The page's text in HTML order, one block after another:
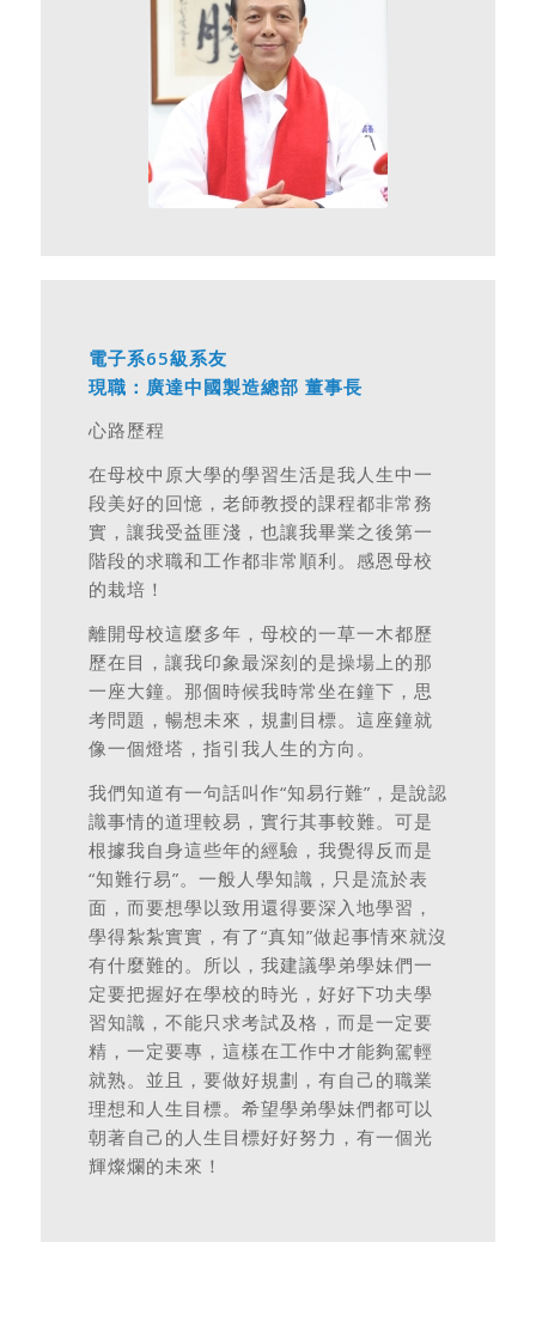
電子系65級系友
現職：廣達中國製造總部 董事長
心路歷程
在母校中原大學的學習生活是我人生中一
段美好的回憶，老師教授的課程都非常務
實，讓我受益匪淺，也讓我畢業之後第一
階段的求職和工作都非常順利。感恩母校
的栽培！
離開母校這麼多年，母校的一草一木都歷
歷在目，讓我印象最深刻的是操場上的那
一座大鐘。那個時候我時常坐在鐘下，思
考問題，暢想未來，規劃目標。這座鐘就
像一個燈塔，指引我人生的方向。
我們知道有一句話叫作“知易行難”，是說認
識事情的道理較易，實行其事較難。可是
根據我自身這些年的經驗，我覺得反而是
“知難行易”。一般人學知識，只是流於表
面，而要想學以致用還得要深入地學習，
學得紮紮實實，有了“真知”做起事情來就沒
有什麼難的。所以，我建議學弟學妹們一
定要把握好在學校的時光，好好下功夫學
習知識，不能只求考試及格，而是一定要
精，一定要專，這樣在工作中才能夠駕輕
就熟。並且，要做好規劃，有自己的職業
理想和人生目標。希望學弟學妹們都可以
朝著自己的人生目標好好努力，有一個光
輝燦爛的未來！